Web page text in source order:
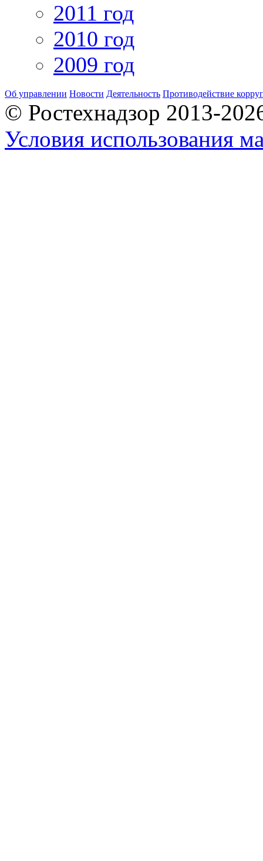
2011 год
2010 год
2009 год
Об управлении Новости Деятельность Противодействие
© Ростехнадзор 2013-
Условия использования